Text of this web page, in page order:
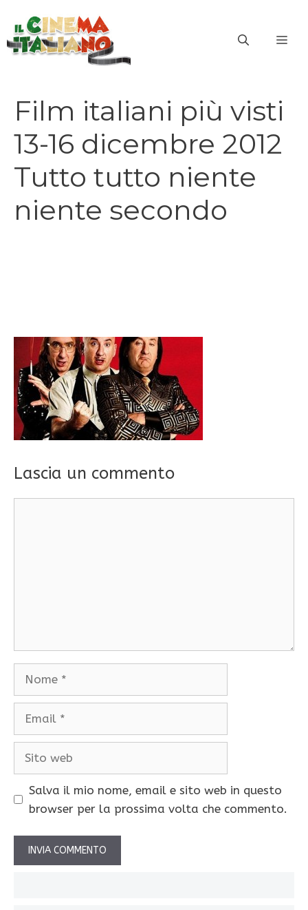
contenuto
Film italiani più visti
13-16 dicembre 2012
Tutto tutto niente
niente secondo
Lascia un commento
Salva il mio nome, email e sito web in questo
browser per la prossima volta che commento.